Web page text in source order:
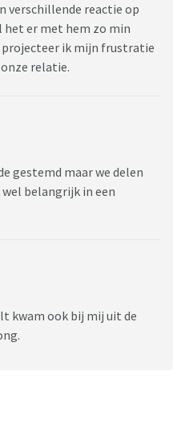
verschillende reactie op
het er met hem zo min
ik mijn frustratie
relatie.
gestemd maar we delen
belangrijk in een
kwam ook bij mij uit de